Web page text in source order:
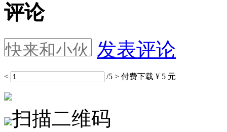
评论
发表评论
< /5 > 付费下载 ¥ 5 元
扫描二维码